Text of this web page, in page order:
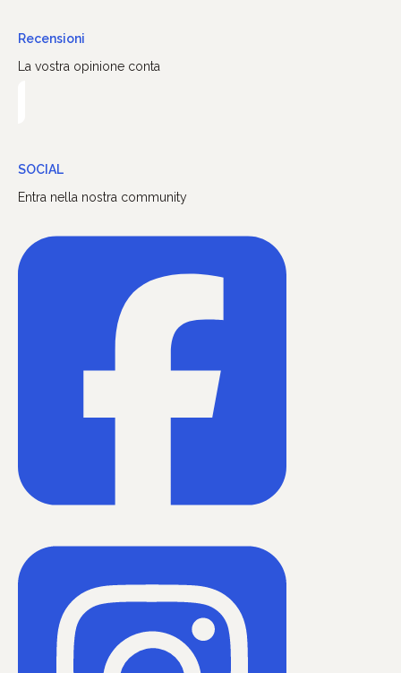
Recensioni
La vostra opinione conta
SOCIAL
Entra nella nostra community